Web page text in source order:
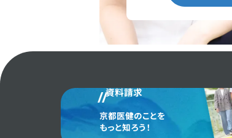
資料請求
京都医健のことを
もっと知ろう！